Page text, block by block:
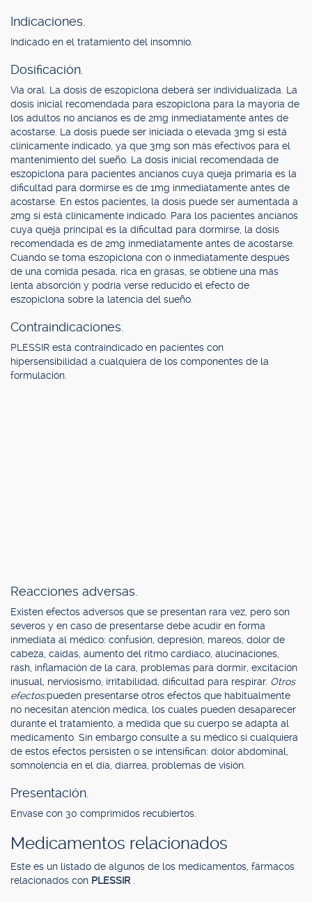
Indicaciones.
Indicado en el tratamiento del insomnio.
Dosificación.
Vía oral. La dosis de eszopiclona deberá ser individualizada. La
dosis inicial recomendada para eszopiclona para la mayoría de
los adultos no ancianos es de 2mg inmediatamente antes de
acostarse. La dosis puede ser iniciada o elevada 3mg si está
clínicamente indicado, ya que 3mg son más efectivos para el
mantenimiento del sueño. La dosis inicial recomendada de
eszopiclona para pacientes ancianos cuya queja primaria es la
dificultad para dormirse es de 1mg inmediatamente antes de
acostarse. En estos pacientes, la dosis puede ser aumentada a
2mg si está clínicamente indicado. Para los pacientes ancianos
cuya queja principal es la dificultad para dormirse, la dosis
recomendada es de 2mg inmediatamente antes de acostarse.
Cuando se toma eszopiclona con o inmediatamente después
de una comida pesada, rica en grasas, se obtiene una más
lenta absorción y podría verse reducido el efecto de
eszopiclona sobre la latencia del sueño.
Contraindicaciones.
PLESSIR está contraindicado en pacientes con
hipersensibilidad a cualquiera de los componentes de la
formulación.
Reacciones adversas.
Existen efectos adversos que se presentan rara vez, pero son
severos y en caso de presentarse debe acudir en forma
inmediata al médico: confusión, depresión, mareos, dolor de
cabeza, caídas, aumento del ritmo cardíaco, alucinaciones,
rash, inflamación de la cara, problemas para dormir, excitación
inusual, nerviosismo, irritabilidad, dificultad para respirar. Otros
efectos:pueden presentarse otros efectos que habitualmente
no necesitan atención médica, los cuales pueden desaparecer
durante el tratamiento, a medida que su cuerpo se adapta al
medicamento. Sin embargo consulte a su médico si cualquiera
de estos efectos persisten o se intensifican: dolor abdominal,
somnolencia en el día, diarrea, problemas de visión.
Presentación.
Envase con 30 comprimidos recubiertos.
Medicamentos relacionados
Este es un listado de algunos de los medicamentos, fármacos
relacionados con PLESSIR